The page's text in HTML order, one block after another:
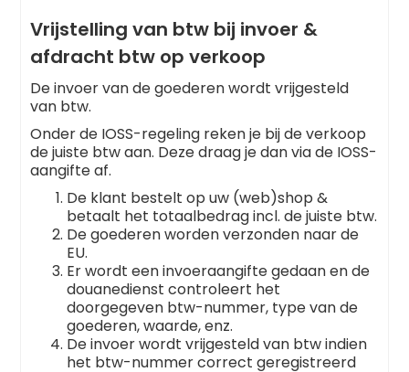
Vrijstelling van btw bij invoer &
afdracht btw op verkoop
De invoer van de goederen wordt vrijgesteld
van btw.
Onder de IOSS-regeling reken je bij de verkoop
de juiste btw aan. Deze draag je dan via de IOSS-
aangifte af.
De klant bestelt op uw (web)shop &
betaalt het totaalbedrag incl. de juiste btw.
De goederen worden verzonden naar de
EU.
Er wordt een invoeraangifte gedaan en de
douanedienst controleert het
doorgegeven btw-nummer, type van de
goederen, waarde, enz.
De invoer wordt vrijgesteld van btw indien
het btw-nummer correct geregistreerd